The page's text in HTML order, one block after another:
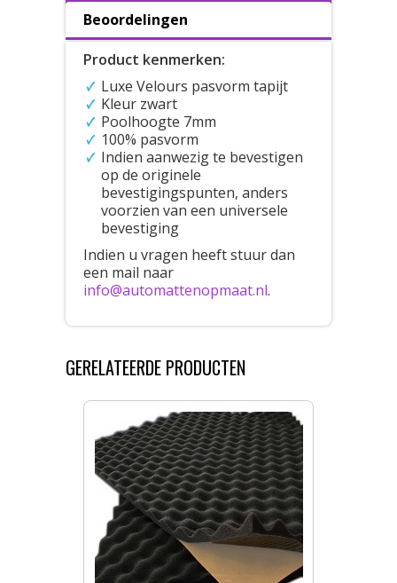
Beoordelingen
Product kenmerken:
Luxe Velours pasvorm tapijt
Kleur zwart
Poolhoogte 7mm
100% pasvorm
Indien aanwezig te bevestigen
op de originele
bevestigingspunten, anders
voorzien van een universele
bevestiging
Indien u vragen heeft stuur dan
een mail naar
info@automattenopmaat.nl.
GERELATEERDE PRODUCTEN